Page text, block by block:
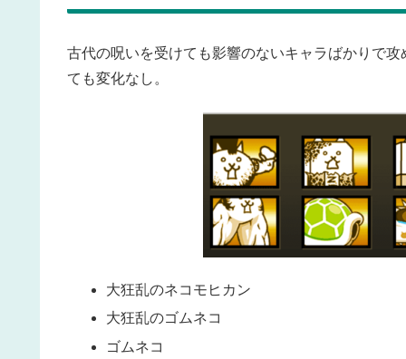
古代の呪いを受けても影響のないキャラばかりで
ても変化なし。
大狂乱のネコモヒカン
大狂乱のゴムネコ
ゴムネコ